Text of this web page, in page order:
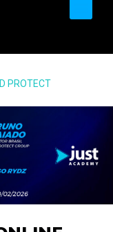
PROTECT